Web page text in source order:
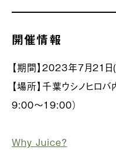
開催情報
【期間】2023年7月21
【場所】千葉ウシノヒロ
9:00〜19:00）
Why Juice?